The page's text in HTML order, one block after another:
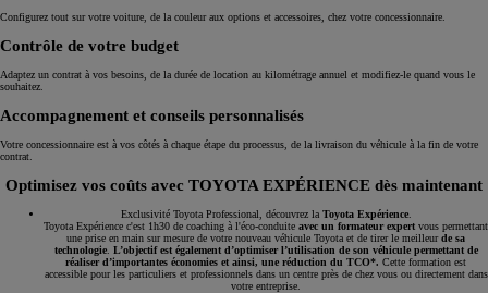
Configurez tout sur votre voiture, de la couleur aux options et accessoires, chez votre concessionnaire.
Contrôle de votre budget
Adaptez un contrat à vos besoins, de la durée de location au kilométrage annuel et modifiez-le quand vous le
souhaitez.
Accompagnement et conseils personnalisés
Votre concessionnaire est à vos côtés à chaque étape du processus, de la livraison du véhicule à la fin de votre
contrat.
Optimisez vos coûts avec TOYOTA EXPÉRIENCE dès maintenant
Exclusivité Toyota Professional, découvrez la Toyota Expérience.
Toyota Expérience c'est 1h30 de coaching à l'éco-conduite avec un formateur expert vous permettant
une prise en main sur mesure de votre nouveau véhicule Toyota et de tirer le meilleurde sa
technologie. L’objectif est également d’optimiser l’utilisation de son véhicule permettant de
réaliser d’importantes économies et ainsi, une réduction du TCO*. Cette formation est
accessible pour les particuliers et professionnels dans un centre près de chez vous ou directement dans
votre entreprise.